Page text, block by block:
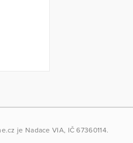
je Nadace VIA, IČ 67360114.